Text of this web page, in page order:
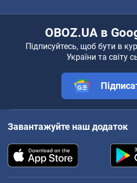
OBOZ.UA в
Підписуйтесь, щоб бути в
України та світу
Завантажуйте наш додаток